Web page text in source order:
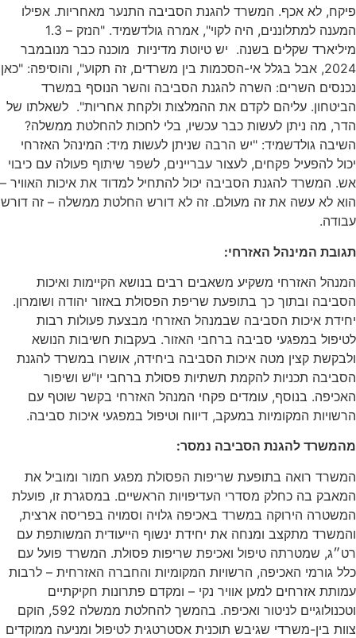
לא אכף. המשרד להגנת הסביבה התנער מאחריות. אפילו
המענה למתלוננים, היה לקוי", אמרה גולדשמיד. "הנזק – 1.3
שקלים בשנה. יש טיוטת מדיניות מוכנה כבר מנובמבר
2024, אבל בגלל אי-הסכמות בין משרדים, זה תקוע", והוסיפה: "כאן
השרים: השרה להגנת הסביבה והשר הנוסף במשרד
עליהם לקדם את ההמלצות ולקחת אחריות". לשאלתו של
ניתן לעשות כבר עכשיו, בלי לחכות להחלטת ממשלה?
גולדשמיד: "יש הרבה שניתן לעשות מיד: המינהל האזרחי
פקחים, לעצור עבריינים, לשפר שיתוף פעולה עם כיבוי
להגנת הסביבה יכול להתחיל למדוד את איכות האוויר –
עשה את זה מעולם. זה לא דורש החלטת ממשלה – זה דורש
המינהל האזרחי:
האזרחי משקיע משאבים רבים בנושא הקיימות ואיכות
ובתוך כך בתופעת שריפת הפסולת באזור יהודה ושומרון.
איכות הסביבה שבמנהל האזרחי מבצעת פעולות רבות
במפגעי סביבה ברחבי האזור. בעקבות חשיבות הנושא
קצין מטה איכות הסביבה ביחידה, אושרו במשרד להגנת
תכניות להקמת תשתיות פסולת ברחבי יו"ש ושיפור
בנוסף, עומדים פקחי המנהל האזרחי בקשר שוטף עם
המקומיות במעקב, דיווח וטיפול במפגעי איכות סביבה.
להגנת הסביבה נמסר:
רואה בתופעת שריפות הפסולת מפגע חמור ומוביל את
בה כחלק מסדרי העדיפויות הראשיים. במסגרת זו, פועלת
הירוקה במשרד באכיפה גלויה וסמויה בפריסה ארצית,
מתקצב ומנחה את יחידת ינשוף הייעודית המשותפת עם
שמטרתה טיפול ואכיפת שריפות פסולת. המשרד פועל עם
האכיפה, הרשויות המקומיות והחברה האזרחית – לרבות
אזרחים למען אוויר נקי – ומקדם פתרונות חקיקתיים
וטכנולוגיים לניטור ואכיפה. בהמשך להחלטת ממשלה 592, הוקם
משרדי שגיבש תוכנית אסטרטגית לטיפול ומניעה ממוקדים